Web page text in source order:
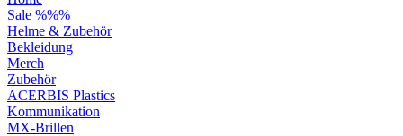
Sale %%%
Helme & Zubehör
Bekleidung
Merch
Zubehör
ACERBIS Plastics
Kommunikation
MX-Brillen